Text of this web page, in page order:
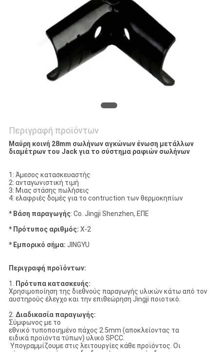
Περιγραφή προϊόντων
Μαύρη κοινή 28mm σωλήνων αγκώνων ένωση μετάλλων
διαμέτρων του Jack για το σύστημα ραφιών σωλήνων
1: Άμεσος κατασκευαστής
2: ανταγωνιστική τιμή
3: Μιας στάσης πωλήσεις
4: ελαφριές δομές για το contruction των θερμοκηπίων
* Βάση παραγωγής: Co. Jingji Shenzhen, ΕΠΕ
* Πρότυπος αριθμός: Χ-2
* Εμπορικό σήμα: JINGYU
Περιγραφή προϊόντων:
1. Πρότυπα κατασκευής:
Χρησιμοποίηση της διεθνούς παραγωγής υλικών κάτω από τον
αυστηρούς έλεγχο και την επιθεώρηση Jingji ποιοτικό.
2. Διαδικασία παραγωγής:
Σύμφωνος με το
εθνικό τυποποιημένο πάχος 2.5mm (αποκλείοντας τα
ειδικά προϊόντα τύπων) υλικό SPCC.
Υπογραμμίζουμε στις λειτουργίες κάθε προϊόντος. Οι